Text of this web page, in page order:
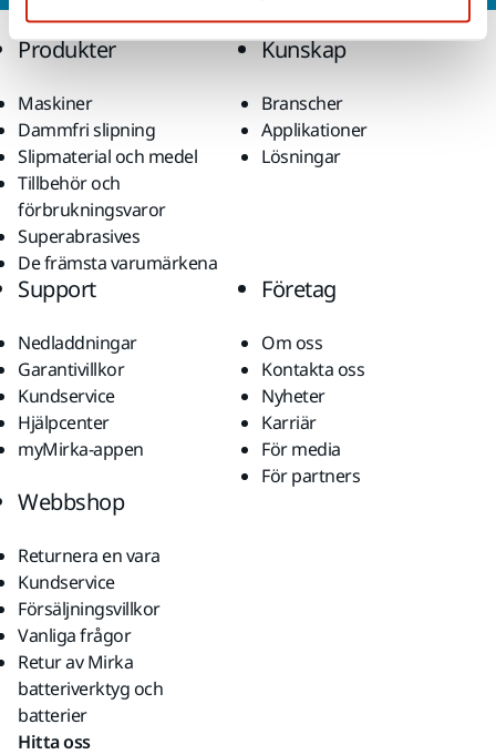
Produkter
Maskiner
Dammfri slipning
Slipmaterial och medel
Tillbehör och
förbrukningsvaror
Superabrasives
De främsta varumärkena
Kunskap
Branscher
Applikationer
Lösningar
Support
Nedladdningar
Garantivillkor
Kundservice
Hjälpcenter
myMirka-appen
Företag
Om oss
Kontakta oss
Nyheter
Karriär
För media
För partners
Webbshop
Returnera en vara
Kundservice
Försäljningsvillkor
Vanliga frågor
Retur av Mirka
batteriverktyg och
batterier
Hitta oss